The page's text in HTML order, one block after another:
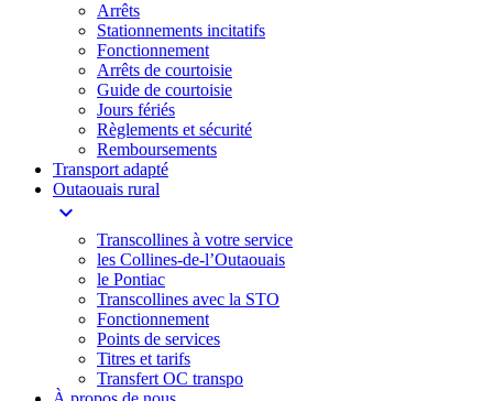
Arrêts
Stationnements incitatifs​
Fonctionnement
Arrêts de courtoisie​
Guide de courtoisie
Jours fériés
Règlements et sécurité
Remboursements
Transport adapté
Outaouais rural
expand_more
Transcollines à votre service​
les Collines-de-l’Outaouais​
le Pontiac​
Transcollines avec la STO
Fonctionnement
Points de services
Titres et tarifs
Transfert OC transpo